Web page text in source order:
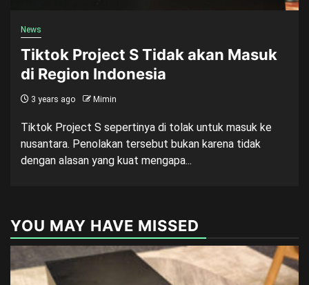
News
Tiktok Project S Tidak akan Masuk
di Region Indonesia
3 years ago Mimin
Tiktok Project S sepertinya di tolak untuk masuk ke
nusantara. Penolakan tersebut bukan karena tidak
dengan alasan yang kuat mengapa...
YOU MAY HAVE MISSED